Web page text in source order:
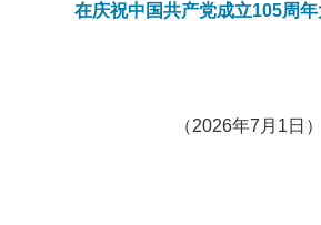
在庆祝中国共产党成立105周
（2026年7月1日）